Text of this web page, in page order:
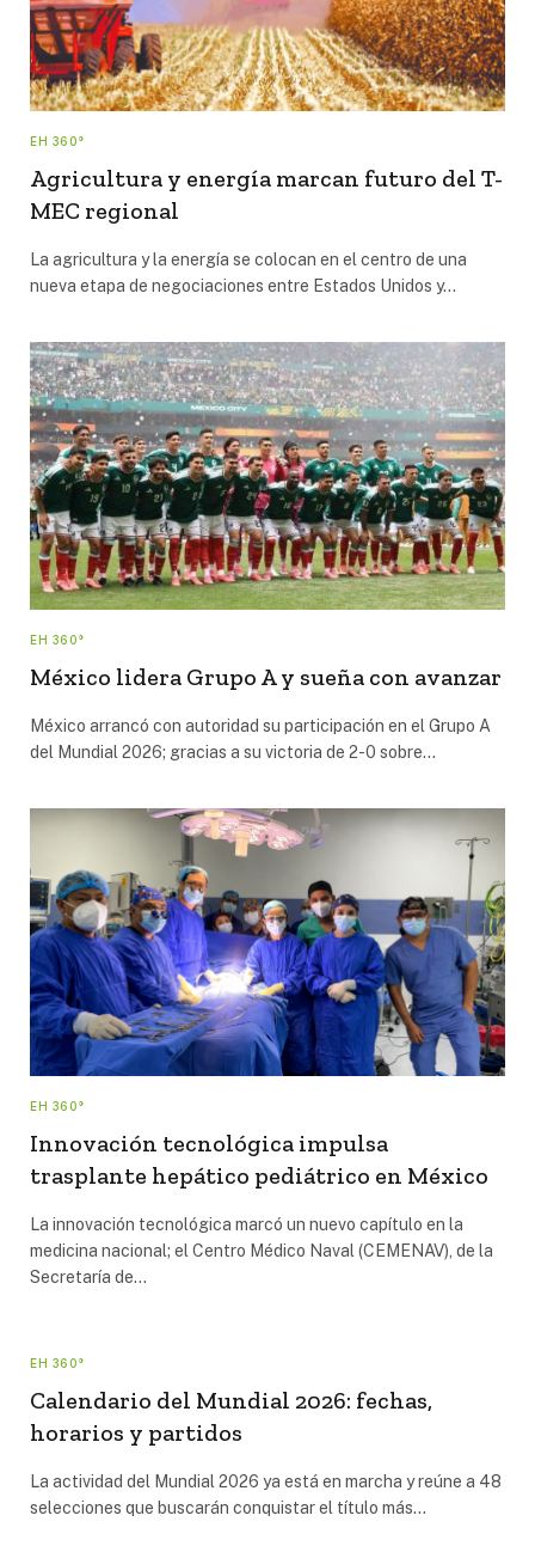
EH 360°
Agricultura y energía marcan futuro del T-
MEC regional
La agricultura y la energía se colocan en el centro de una
nueva etapa de negociaciones entre Estados Unidos y…
EH 360°
México lidera Grupo A y sueña con avanzar
México arrancó con autoridad su participación en el Grupo A
del Mundial 2026; gracias a su victoria de 2-0 sobre…
EH 360°
Innovación tecnológica impulsa
trasplante hepático pediátrico en México
La innovación tecnológica marcó un nuevo capítulo en la
medicina nacional; el Centro Médico Naval (CEMENAV), de la
Secretaría de…
EH 360°
Calendario del Mundial 2026: fechas,
horarios y partidos
La actividad del Mundial 2026 ya está en marcha y reúne a 48
selecciones que buscarán conquistar el título más…